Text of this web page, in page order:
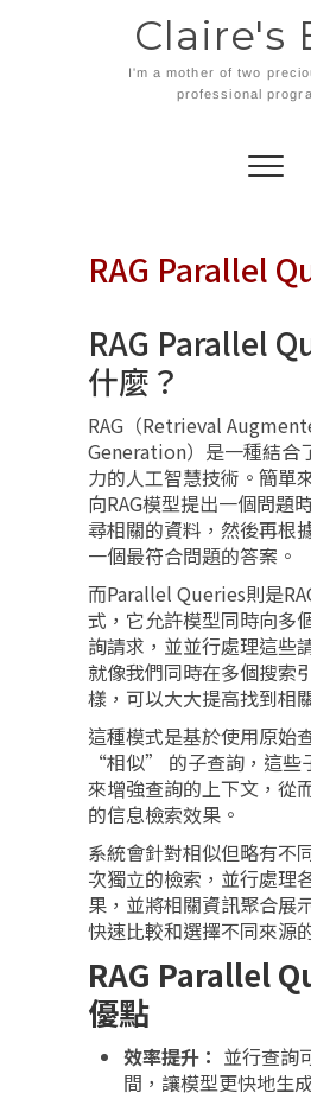
Claire's
I'm a mother of two
professional
RAG Parallel
RAG Parallel
什麼？
RAG（Retrieval
Generation）是一種結合
力的人工智慧技術。簡單
向RAG模型提出一個問題
尋相關的資料，然後再根
一個最符合問題的答案。
而Parallel Queries則是
式，它允許模型同時向多
詢請求，並並行處理這些
就像我們同時在多個搜索
樣，可以大大提高找到相
這種模式是基於使用原始
“相似” 的子查詢，這些
來增強查詢的上下文，從
的信息檢索效果。
系統會針對相似但略有不
次獨立的檢索，並行處理
果，並將相關資訊聚合展
快速比較和選擇不同來源
RAG Parallel
優點
效率提升： 並行查詢
間，讓模型更快地生